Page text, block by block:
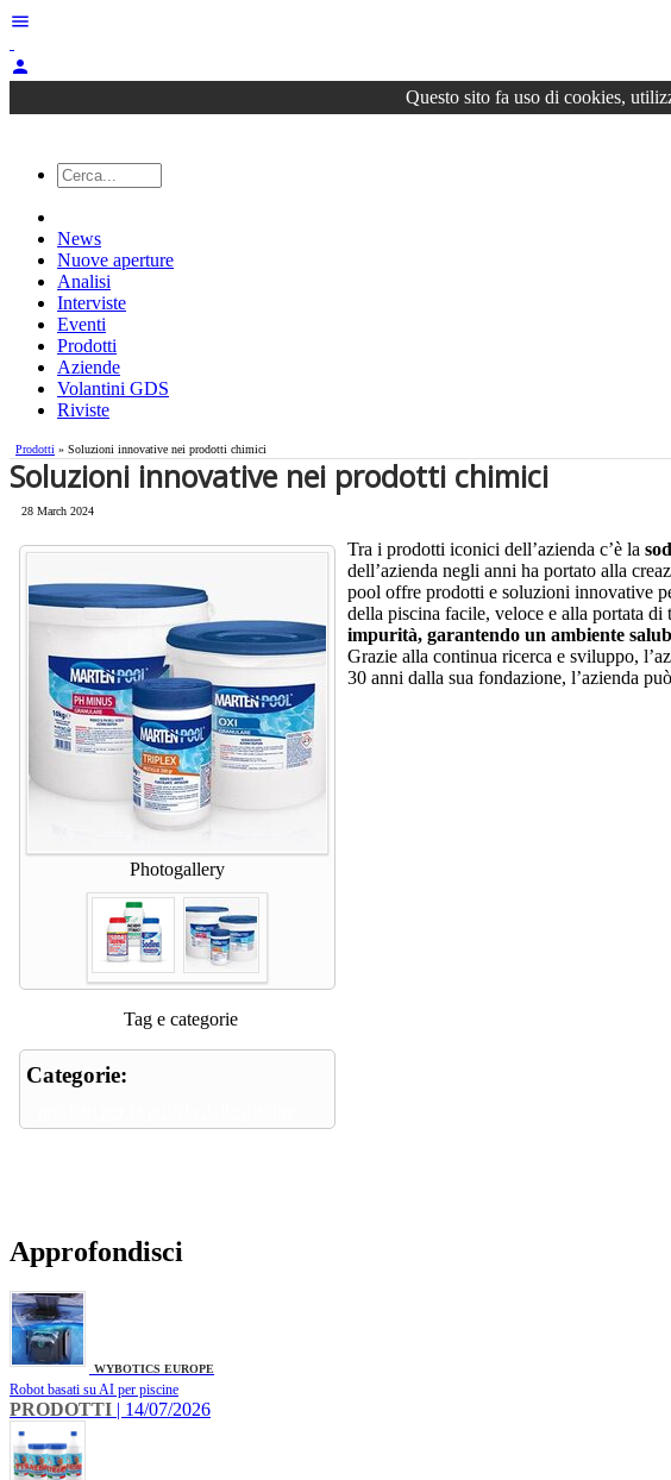
menu
person
Questo sito fa uso di cookies,
News
Nuove aperture
Analisi
Interviste
Eventi
Prodotti
Aziende
Volantini GDS
Riviste
Prodotti » Soluzioni innovative nei prodotti chimici
Soluzioni innovative nei prodotti chimici
28 March 2024
Photogallery
Tag e categorie
Categorie:
Tra i prodotti iconici dell’azienda c’è la
dell’azienda negli anni ha portato alla
pool offre prodotti e soluzioni innovative
della piscina facile, veloce e alla portata
impurità, garantendo un ambiente
Grazie alla continua ricerca e sviluppo,
30 anni dalla sua fondazione, l’azienda
Approfondisci
WYBOTICS EUROPE
Robot basati su AI per piscine
PRODOTTI | 14/07/2026